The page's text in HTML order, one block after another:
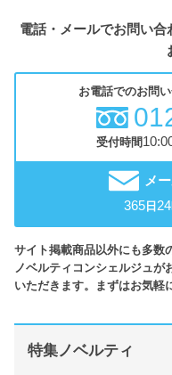
電話・メールでお問い
お電話でのお問
受付時間
メ
365日24
サイト掲載商品以外にも多数
ノベルティコンシェルジュが
いただきます。まずはお気軽
特集ノベルティ